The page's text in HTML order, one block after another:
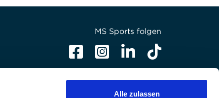
Alle zulassen
MS Sports folgen